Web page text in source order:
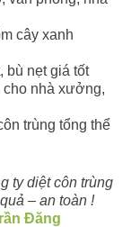
cây xanh
bù nẹt giá tốt
cho nhà xưởng,
trùng tổng thể
ty diệt côn trùng
– an toàn !
Đăng